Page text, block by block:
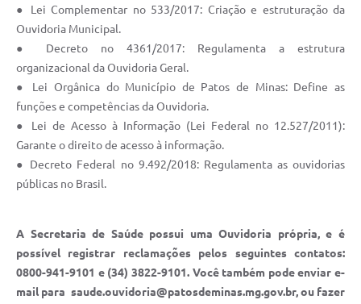
● Lei Complementar no 533/2017: Criação e estruturação da
Ouvidoria Municipal.
● Decreto no 4361/2017: Regulamenta a estrutura
organizacional da Ouvidoria Geral.
● Lei Orgânica do Município de Patos de Minas: Define as
funções e competências da Ouvidoria.
● Lei de Acesso à Informação (Lei Federal no 12.527/2011):
Garante o direito de acesso à informação.
● Decreto Federal no 9.492/2018: Regulamenta as ouvidorias
públicas no Brasil.
A Secretaria de Saúde possui uma Ouvidoria própria, e é
possível registrar reclamações pelos seguintes contatos:
0800-941-9101 e (34) 3822-9101. Você também pode enviar e-
mail para saude.ouvidoria@patosdeminas.mg.gov.br, ou fazer